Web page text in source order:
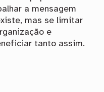
a mensagem
mas se limitar
e
tanto assim.